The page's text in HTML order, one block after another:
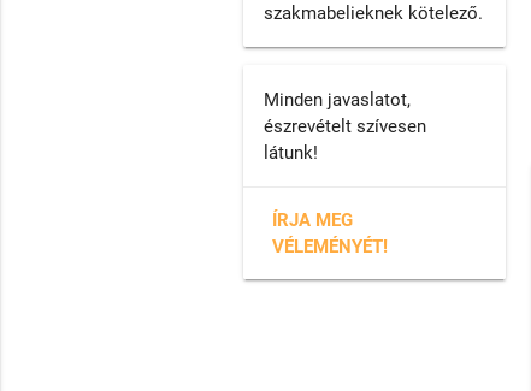
szakmabelieknek kötelező.
Minden javaslatot,
észrevételt szívesen
látunk!
ÍRJA MEG
VÉLEMÉNYÉT!